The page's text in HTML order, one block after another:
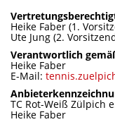
Heike Faber (1.
Ute Jung (2.
Verantwortlich
Heike Faber
E-Mail:
TC Rot-Weiß Zülpich
Heike Faber